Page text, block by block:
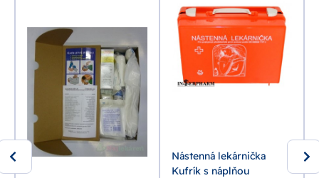
Nástenná lekárnička
Kufrík s náplňou